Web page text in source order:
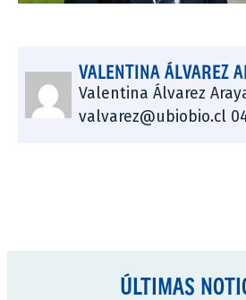
VALENTINA ÁLVAREZ
Valentina Álvarez
valvarez@ubiobio.cl
ÚLTIMAS